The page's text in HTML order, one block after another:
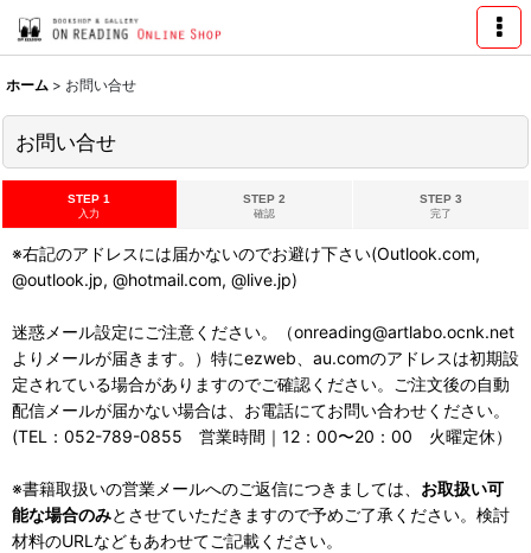
ホーム > お問い合せ
お問い合せ
STEP 1
入力
STEP 2
確認
STEP 3
完了
※右記のアドレスには届かないのでお避け下さい(Outlook.com,
@outlook.jp, @hotmail.com, @live.jp)
迷惑メール設定にご注意ください。（onreading@artlabo.ocnk.net
よりメールが届きます。）特にezweb、au.comのアドレスは初期設
定されている場合がありますのでご確認ください。ご注文後の自動
配信メールが届かない場合は、お電話にてお問い合わせください。
(TEL：052-789-0855 営業時間｜12：00〜20：00 火曜定休）
※書籍取扱いの営業メールへのご返信につきましては、 お取扱い可
能な場合のみとさせていただきますので予めご了承ください。検討
材料のURLなどもあわせてご記載ください。